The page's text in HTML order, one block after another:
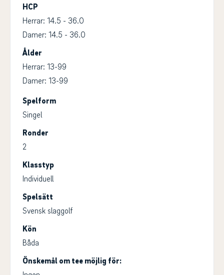
HCP
Herrar: 14.5 - 36.0
Damer: 14.5 - 36.0
Ålder
Herrar: 13-99
Damer: 13-99
Spelform
Singel
Ronder
2
Klasstyp
Individuell
Spelsätt
Svensk slaggolf
Kön
Båda
Önskemål om tee möjlig för: